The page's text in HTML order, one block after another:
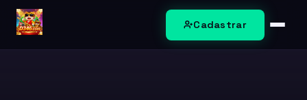
Cadastrar